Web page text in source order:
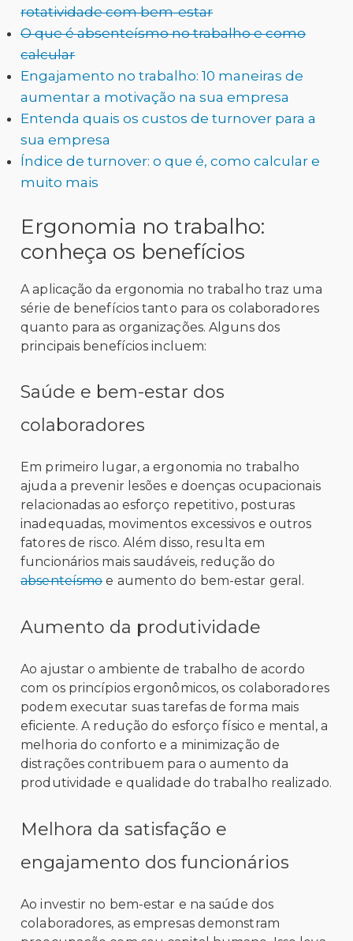
rotatividade com bem-estar
O que é absenteísmo no trabalho e como
calcular
Engajamento no trabalho: 10 maneiras de
aumentar a motivação na sua empresa
Entenda quais os custos de turnover para a
sua empresa
Índice de turnover: o que é, como calcular e
muito mais
Ergonomia no trabalho:
conheça os benefícios
A aplicação da ergonomia no trabalho traz uma
série de benefícios tanto para os colaboradores
quanto para as organizações. Alguns dos
principais benefícios incluem:
Saúde e bem-estar dos
colaboradores
Em primeiro lugar, a ergonomia no trabalho
ajuda a prevenir lesões e doenças ocupacionais
relacionadas ao esforço repetitivo, posturas
inadequadas, movimentos excessivos e outros
fatores de risco. Além disso, resulta em
funcionários mais saudáveis, redução do
absenteísmoe aumento do bem-estar geral .
Aumento da produtividade
Ao ajustar o ambiente de trabalho de acordo
com os princípios ergonômicos, os colaboradores
podem executar suas tarefas de forma mais
eficiente. A redução do esforço físico e mental, a
melhoria do conforto e a minimização de
distrações contribuem para o aumento da
produtividade e qualidade do trabalho realizado.
Melhora da satisfação e
engajamento dos funcionários
Ao investir no bem-estar e na saúde dos
colaboradores, as empresas demonstram